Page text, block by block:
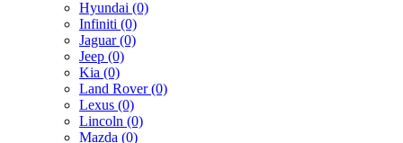
Hyundai (0)
Infiniti (0)
Jaguar (0)
Jeep (0)
Kia (0)
Land Rover (0)
Lexus (0)
Lincoln (0)
Mazda (0)